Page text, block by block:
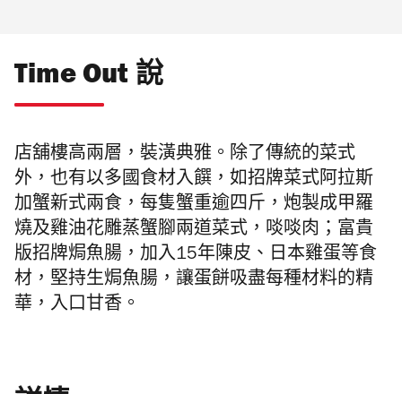
Time Out 說
店舖樓高兩層， 裝潢典雅。除了傳統的菜式
外，也有以多國食材入饌，如招牌菜式阿拉斯
加蟹新式兩食，每隻蟹重逾四斤，炮製成甲羅
燒​及​雞油花雕蒸蟹腳兩道菜式，啖啖肉； 富貴
版招牌焗魚腸，加入15年陳皮、日本雞蛋等食
材，堅持生焗魚腸，讓蛋餅吸盡每種材料的精
華，入口甘香。